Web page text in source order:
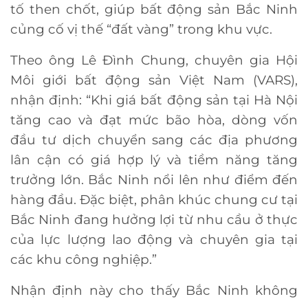
tố then chốt, giúp bất động sản Bắc Ninh
củng cố vị thế “đất vàng” trong khu vực.
Theo ông Lê Đình Chung, chuyên gia Hội
Môi giới bất động sản Việt Nam (VARS),
nhận định: “Khi giá bất động sản tại Hà Nội
tăng cao và đạt mức bão hòa, dòng vốn
đầu tư dịch chuyển sang các địa phương
lân cận có giá hợp lý và tiềm năng tăng
trưởng lớn. Bắc Ninh nổi lên như điểm đến
hàng đầu. Đặc biệt, phân khúc chung cư tại
Bắc Ninh đang hưởng lợi từ nhu cầu ở thực
của lực lượng lao động và chuyên gia tại
các khu công nghiệp.”
Nhận định này cho thấy Bắc Ninh không